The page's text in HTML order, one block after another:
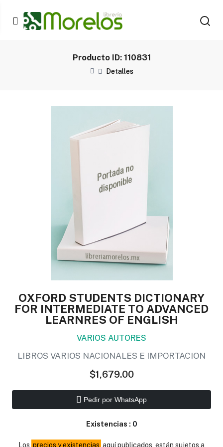
Producto ID: 110831
Detalles
OXFORD STUDENTS DICTIONARY
FOR INTERMEDIATE TO ADVANCED
LEARNRES OF ENGLISH
VARIOS AUTORES
LIBROS VARIOS NACIONALES E IMPORTACION
$1,679.00
Pedir por WhatsApp
Existencias : 0
Los precios y existencias aquí publicados, están sujetos a